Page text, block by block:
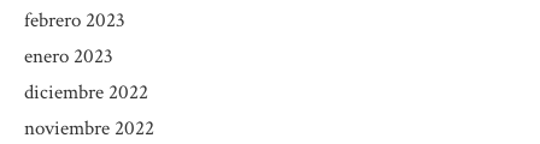
febrero 2023
enero 2023
diciembre 2022
noviembre 2022